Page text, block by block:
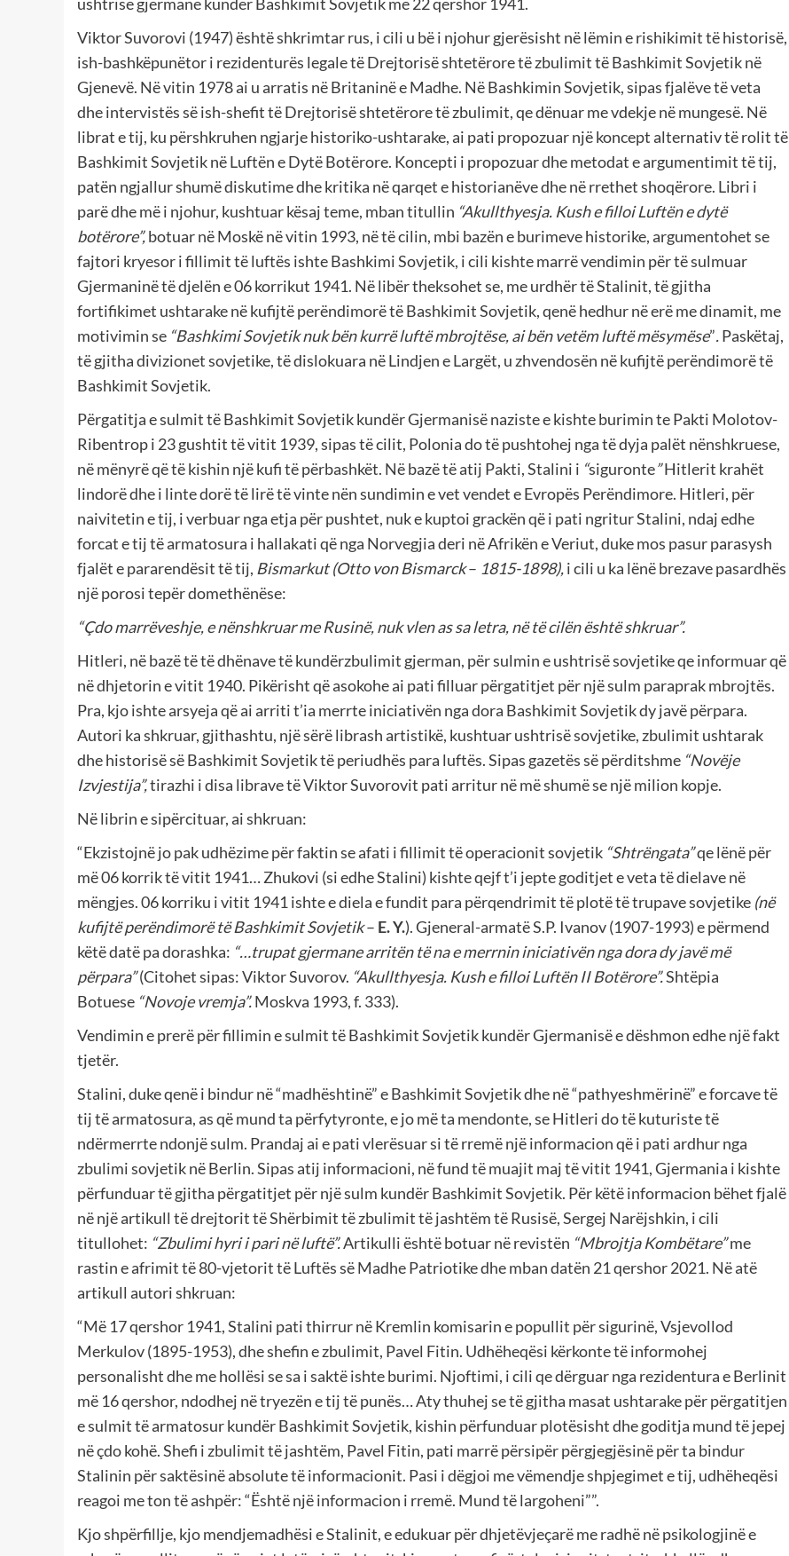
Viktor Suvorovi (1947) është shkrimtar rus, i cili u bë i njohur gjerësisht në lëmin e rishikimit të historisë,
ish-bashkëpunëtor i rezidenturës legale të Drejtorisë shtetërore të zbulimit të Bashkimit Sovjetik në
Gjenevë. Në vitin 1978 ai u arratis në Britaninë e Madhe. Në Bashkimin Sovjetik, sipas fjalëve të veta
dhe intervistës së ish-shefit të Drejtorisë shtetërore të zbulimit, qe dënuar me vdekje në mungesë. Në
librat e tij, ku përshkruhen ngjarje historiko-ushtarake, ai pati propozuar një koncept alternativ të rolit të
Bashkimit Sovjetik në Luftën e Dytë Botërore. Koncepti i propozuar dhe metodat e argumentimit të tij,
patën ngjallur shumë diskutime dhe kritika në qarqet e historianëve dhe në rrethet shoqërore. Libri i
parë dhe më i njohur, kushtuar kësaj teme, mban titullin “Akullthyesja. Kush e filloi Luftën e dytë
botërore”,botuar në Moskë në vitin 1993, në të cilin, mbi bazën e burimeve historike, argumentohet se
fajtori kryesor i fillimit të luftës ishte Bashkimi Sovjetik, i cili kishte marrë vendimin për të sulmuar
Gjermaninë të djelën e 06 korrikut 1941. Në libër theksohet se, me urdhër të Stalinit, të gjitha
fortifikimet ushtarake në kufijtë perëndimorë të Bashkimit Sovjetik, qenë hedhur në erë me dinamit, me
motivimin se “Bashkimi Sovjetik nuk bën kurrë luftë mbrojtëse, ai bën vetëm luftë mësymëse”.Paskëtaj,
të gjitha divizionet sovjetike, të dislokuara në Lindjen e Largët, u zhvendosën në kufijtë perëndimorë të
Bashkimit Sovjetik.
Përgatitja e sulmit të Bashkimit Sovjetik kundër Gjermanisë naziste e kishte burimin te Pakti Molotov-
Ribentrop i 23 gushtit të vitit 1939, sipas të cilit, Polonia do të pushtohej nga të dyja palët nënshkruese,
në mënyrë që të kishin një kufi të përbashkët. Në bazë të atij Pakti, Stalini i “siguronte”Hitlerit krahët
lindorë dhe i linte dorë të lirë të vinte nën sundimin e vet vendet e Evropës Perëndimore. Hitleri, për
naivitetin e tij, i verbuar nga etja për pushtet, nuk e kuptoi grackën që i pati ngritur Stalini, ndaj edhe
forcat e tij të armatosura i hallakati që nga Norvegjia deri në Afrikën e Veriut, duke mos pasur parasysh
fjalët e pararendësit të tij, Bismarkut (Otto von Bismarck– 1815-1898),i cili u ka lënë brezave pasardhës
një porosi tepër domethënëse:
“Çdo marrëveshje, e nënshkruar me Rusinë, nuk vlen as sa letra, në të cilën është shkruar”.
Hitleri, në bazë të të dhënave të kundërzbulimit gjerman, për sulmin e ushtrisë sovjetike qe informuar që
në dhjetorin e vitit 1940. Pikërisht që asokohe ai pati filluar përgatitjet për një sulm paraprak mbrojtës.
Pra, kjo ishte arsyeja që ai arriti t’ia merrte iniciativën nga dora Bashkimit Sovjetik dy javë përpara.
Autori ka shkruar, gjithashtu, një sërë librash artistikë, kushtuar ushtrisë sovjetike, zbulimit ushtarak
dhe historisë së Bashkimit Sovjetik të periudhës para luftës. Sipas gazetës së përditshme “Novëje
Izvjestija”,tirazhi i disa librave të Viktor Suvorovit pati arritur në më shumë se një milion kopje.
Në librin e sipërcituar, ai shkruan:
“Ekzistojnë jo pak udhëzime për faktin se afati i fillimit të operacionit sovjetik “Shtrëngata”qe lënë për
më 06 korrik të vitit 1941… Zhukovi (si edhe Stalini) kishte qejf t’i jepte goditjet e veta të dielave në
mëngjes. 06 korriku i vitit 1941 ishte e diela e fundit para përqendrimit të plotë të trupave sovjetike (në
kufijtë perëndimorë të Bashkimit Sovjetik– E. Y.). Gjeneral-armatë S.P. Ivanov (1907-1993) e përmend
këtë datë pa dorashka: “…trupat gjermane arritën të na e merrnin iniciativën nga dora dy javë më
përpara”(Citohet sipas: Viktor Suvorov. “Akullthyesja. Kush e filloi Luftën II Botërore”.Shtëpia
Botuese “Novoje vremja”.Moskva 1993, f. 333).
Vendimin e prerë për fillimin e sulmit të Bashkimit Sovjetik kundër Gjermanisë e dëshmon edhe një fakt
tjetër.
Stalini, duke qenë i bindur në “madhështinë” e Bashkimit Sovjetik dhe në “pathyeshmërinë” e forcave të
tij të armatosura, as që mund ta përfytyronte, e jo më ta mendonte, se Hitleri do të kuturiste të
ndërmerrte ndonjë sulm. Prandaj ai e pati vlerësuar si të rremë një informacion që i pati ardhur nga
zbulimi sovjetik në Berlin. Sipas atij informacioni, në fund të muajit maj të vitit 1941, Gjermania i kishte
përfunduar të gjitha përgatitjet për një sulm kundër Bashkimit Sovjetik. Për këtë informacion bëhet fjalë
në një artikull të drejtorit të Shërbimit të zbulimit të jashtëm të Rusisë, Sergej Narëjshkin, i cili
titullohet: “Zbulimi hyri i pari në luftë”.Artikulli është botuar në revistën “Mbrojtja Kombëtare”me
rastin e afrimit të 80-vjetorit të Luftës së Madhe Patriotike dhe mban datën 21 qershor 2021. Në atë
artikull autori shkruan:
“Më 17 qershor 1941, Stalini pati thirrur në Kremlin komisarin e popullit për sigurinë, Vsjevollod
Merkulov (1895-1953), dhe shefin e zbulimit, Pavel Fitin. Udhëheqësi kërkonte të informohej
personalisht dhe me hollësi se sa i saktë ishte burimi. Njoftimi, i cili qe dërguar nga rezidentura e Berlinit
më 16 qershor, ndodhej në tryezën e tij të punës… Aty thuhej se të gjitha masat ushtarake për përgatitjen
e sulmit të armatosur kundër Bashkimit Sovjetik, kishin përfunduar plotësisht dhe goditja mund të jepej
në çdo kohë. Shefi i zbulimit të jashtëm, Pavel Fitin, pati marrë përsipër përgjegjësinë për ta bindur
Stalinin për saktësinë absolute të informacionit. Pasi i dëgjoi me vëmendje shpjegimet e tij, udhëheqësi
reagoi me ton të ashpër: “Është një informacion i rremë. Mund të largoheni””.
Kjo shpërfillje, kjo mendjemadhësi e Stalinit, e edukuar për dhjetëvjeçarë me radhë në psikologjinë e